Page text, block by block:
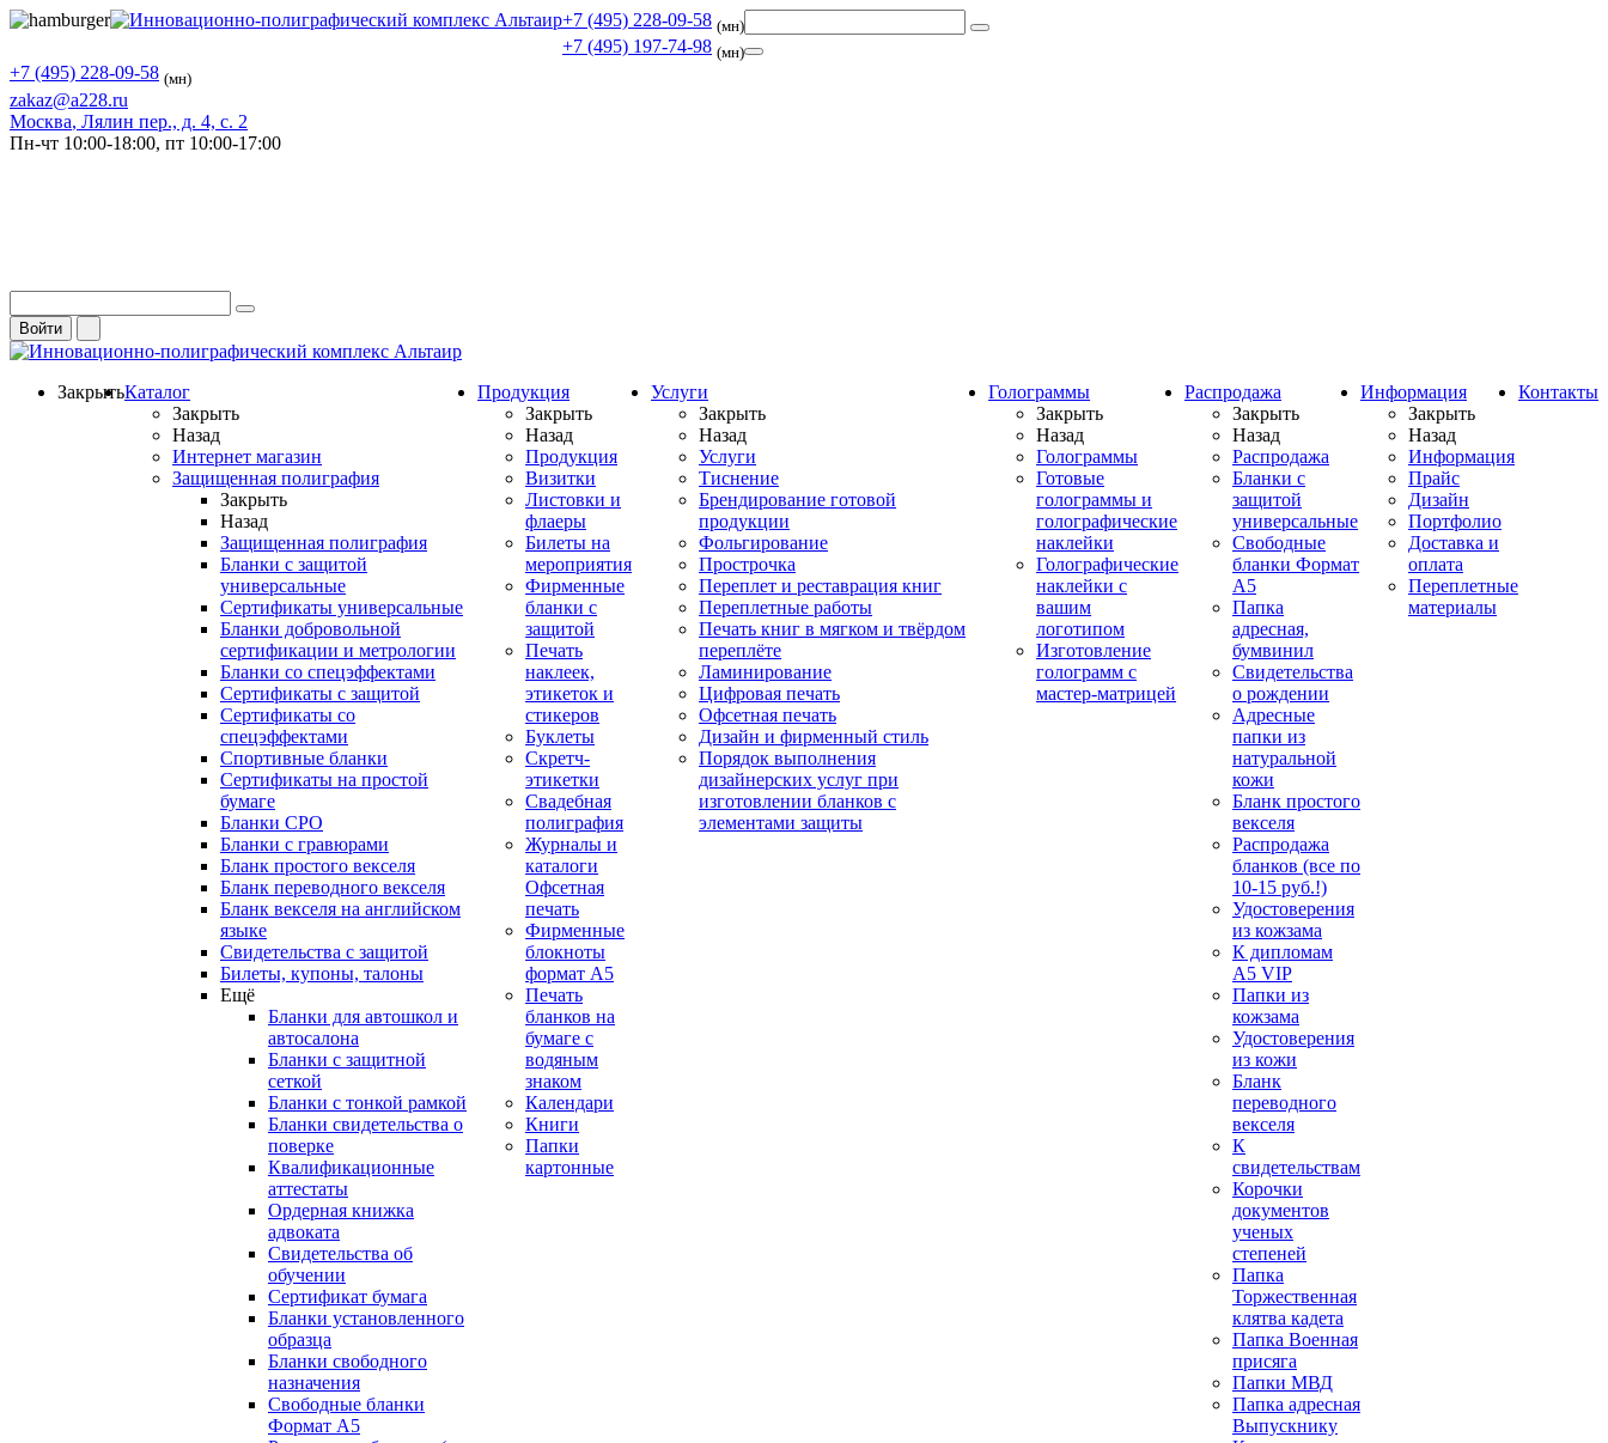
+7 (495) 228-09-58 (мн)
+7 (495) 197-74-98 (мн)
+7 (495) 228-09-58 (мн)
zakaz@a228.ru
Москва, Лялин пер., д. 4, с. 2
Пн-чт 10:00-18:00, пт 10:00-17:00
Войти
ЗакрытьКаталог
Закрыть
Назад
Интернет магазин
Защищенная полиграфия
Закрыть
Назад
Защищенная полиграфия
Бланки с защитой
универсальные
Сертификаты универсальные
Бланки добровольной
сертификации и метрологии
Бланки со спецэффектами
Сертификаты с защитой
Сертификаты со
спецэффектами
Спортивные бланки
Cертификаты на простой
бумаге
Бланки СРО
Бланки с гравюрами
Бланк простого векселя
Бланк переводного векселя
Бланк векселя на английском
языке
Свидетельства с защитой
Билеты, купоны, талоны
Ещё
Бланки для автошкол и
автосалона
Бланки с защитной
сеткой
Бланки с тонкой рамкой
Бланки свидетельства о
поверке
Квалификационные
аттестаты
Ордерная книжка
адвоката
Свидетельства об
обучении
Сертификат бумага
Бланки установленного
образца
Бланки свободного
назначения
Свободные бланки
Формат А5
Продукция
Закрыть
Назад
Продукция
Визитки
Листовки и
флаеры
Билеты на
мероприятия
Фирменные
бланки с
защитой
Печать
наклеек,
этикеток и
стикеров
Буклеты
Скретч-
этикетки
Свадебная
полиграфия
Журналы и
каталоги
Офсетная
печать
Фирменные
блокноты
формат А5
Печать
бланков на
бумаге с
водяным
знаком
Календари
Книги
Папки
картонные
Услуги
Закрыть
Назад
Услуги
Тиснение
Брендирование готовой
продукции
Фольгирование
Прострочка
Переплет и реставрация книг
Переплетные работы
Печать книг в мягком и твёрдом
переплёте
Ламинирование
Цифровая печать
Офсетная печать
Дизайн и фирменный стиль
Порядок выполнения
дизайнерских услуг при
изготовлении бланков с
элементами защиты
Голограммы
Закрыть
Назад
Голограммы
Готовые
голограммы и
голографические
наклейки
Голографические
наклейки с
вашим
логотипом
Изготовление
голограмм с
мастер-матрицей
Распродажа
Закрыть
Назад
Распродажа
Бланки с
защитой
универсальные
Свободные
бланки Формат
А5
Папка
адресная,
бумвинил
Свидетельства
о рождении
Адресные
папки из
натуральной
кожи
Бланк простого
векселя
Распродажа
бланков (все по
10-15 руб.!)
Удостоверения
из кожзама
К дипломам
А5 VIP
Папки из
кожзама
Удостоверения
из кожи
Бланк
переводного
векселя
К
свидетельствам
Корочки
документов
ученых
степеней
Папка
Торжественная
клятва кадета
Папка Военная
присяга
Папки МВД
Папка адресная
Выпускнику
Информация
Закрыть
Назад
Информация
Прайс
Дизайн
Портфолио
Доставка и
оплата
Переплетные
материалы
Контакты